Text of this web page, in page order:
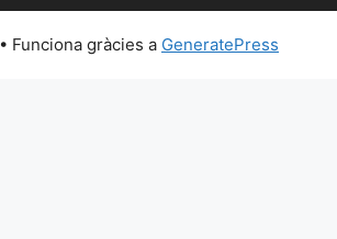
• Funciona gràcies a GeneratePress